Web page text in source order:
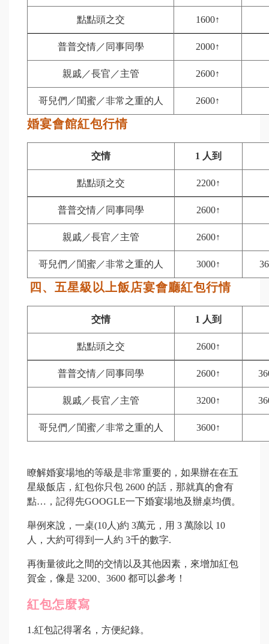
點點頭之交 1600↑
普普交情／同事同學 2000↑
親戚／長官／主管 2600↑
哥兒們／閨蜜／非常之重的人 2600↑
婚宴會館紅包行情
交情 1 人到
點點頭之交 2200↑
普普交情／同事同學 2600↑
親戚／長官／主管 2600↑
哥兒們／閨蜜／非常之重的人 3000↑
四、五星級以上飯店宴會廳紅包行情
交情 1 人到
點點頭之交 2600↑
普普交情／同事同學 2600↑
親戚／長官／主管 3200↑
哥兒們／閨蜜／非常之重的人 3600↑
瞭解婚宴場地的等級是非常重要的，如果辦在在五
星級飯店，紅包你只包 2600 的話，那就真的會有
點…，記得先GOOGLE一下婚宴場地及辦桌均價。
舉例來說，一桌(10人)約 3萬元，用 3 萬除以 10
人，大約可得到一人約 3千的數字.
再衡量彼此之間的交情以及其他因素，來增加紅包
賀金，像是 3200、3600 都可以參考！
紅包怎麼寫
1.紅包記得署名，方便紀錄。